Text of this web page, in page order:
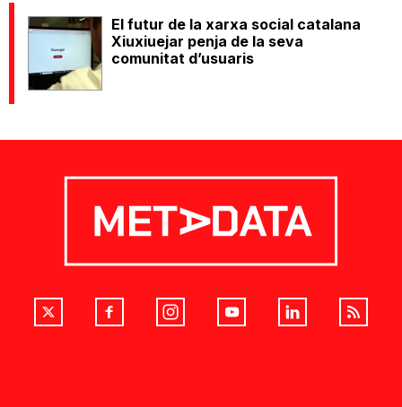
El futur de la xarxa social catalana
Xiuxiuejar penja de la seva
comunitat d’usuaris